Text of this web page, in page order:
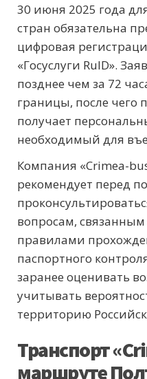
30 июня 2025 года
стран обязательна
цифровая
«Госуслуги RuID».
позднее чем за 72
границы, после чего
получает
необходимый для
Компания «Crimea-
рекомендует перед
вопросам,
правилами
паспортного
заранее оценивать
учитывать
территорию
Транспорт
маршруте